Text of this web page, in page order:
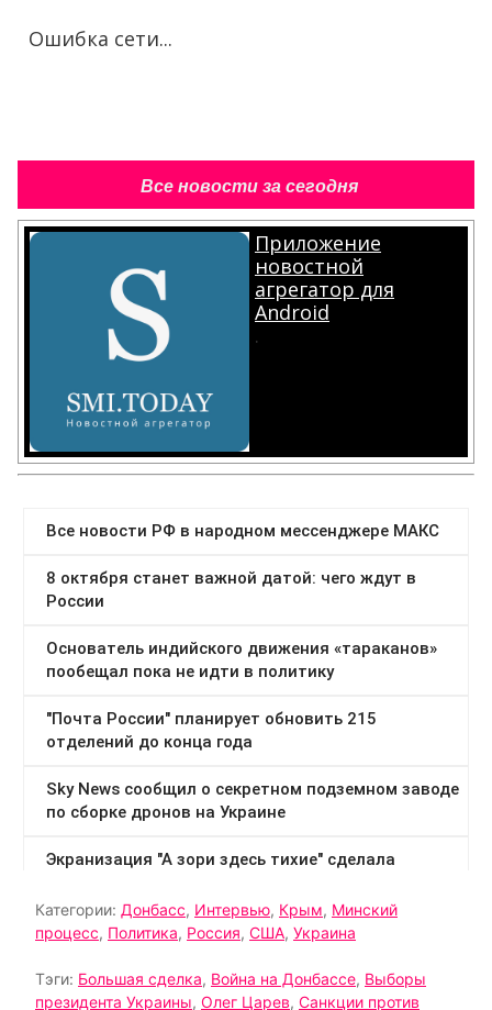
Ошибка сети...
Все новости за сегодня
Приложение
новостной
агрегатор для
Android
.
Категории: Донбасс, Интервью, Крым, Минский
процесс, Политика, Россия, США, Украина
Тэги: Большая сделка, Война на Донбассе, Выборы
президента Украины, Олег Царев, Санкции против